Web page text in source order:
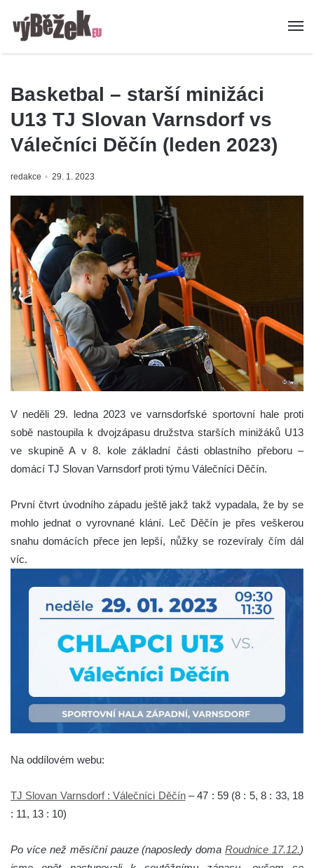
Basketbal – starší minižáci
U13 TJ Slovan Varnsdorf vs
Válečníci Děčín (leden 2023)
redakce 29. 1. 2023
V neděli 29. ledna 2023 ve varnsdorfské sportovní hale proti
sobě nastoupila k dvojzápasu družstva starších minižáků U13
ve skupině A v 8. kole základní části oblastního přeboru –
domácí TJ Slovan Varnsdorf proti týmu Válečníci Děčín.
První čtvrt úvodního západu ještě jakž takž vypadala, že by se
mohlo jednat o vyrovnané klání. Leč Děčín je přes veškerou
snahu domácích přece jen lepší, nůžky se rozevíraly čím dál
víc.
Na oddílovém webu:
TJ Slovan Varnsdorf : Válečníci Děčín– 47 : 59 (8 : 5, 8 : 33, 18
: 11, 13 : 10)
Po více než měsíční pauze (naposledy domaRoudnice 17.12.)